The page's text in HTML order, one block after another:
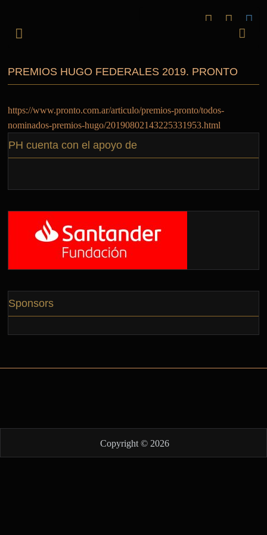
PREMIOS HUGO FEDERALES 2019. PRONTO
https://www.pronto.com.ar/articulo/premios-pronto/todos-
nominados-premios-hugo/20190802143225331953.html
PH cuenta con el apoyo de
Sponsors
Copyright © 2026